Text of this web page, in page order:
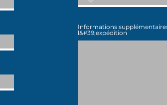
Informations
l&#39;expédition